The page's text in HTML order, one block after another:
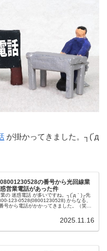
が掛かってきました。┐(´д
08001230528の番号から光回線業
営業電話があった件
の 迷惑電話 が多いですね。┐(´д｀)┌先
123-0528(08001230528) からなる、
号から電話がかかってきました。（笑）
2025.11.16